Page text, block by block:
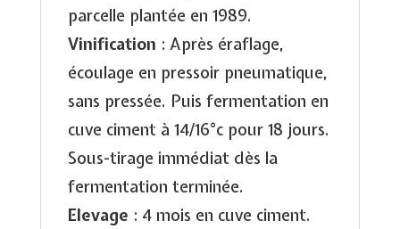
parcelle plantée en 1989.
Vinification : Après éraflage,
écoulage en pressoir pneumatique,
sans pressée. Puis fermentation en
cuve ciment à 14/16°c pour 18 jours.
Sous-tirage immédiat dès la
fermentation terminée.
Elevage : 4 mois en cuve ciment.